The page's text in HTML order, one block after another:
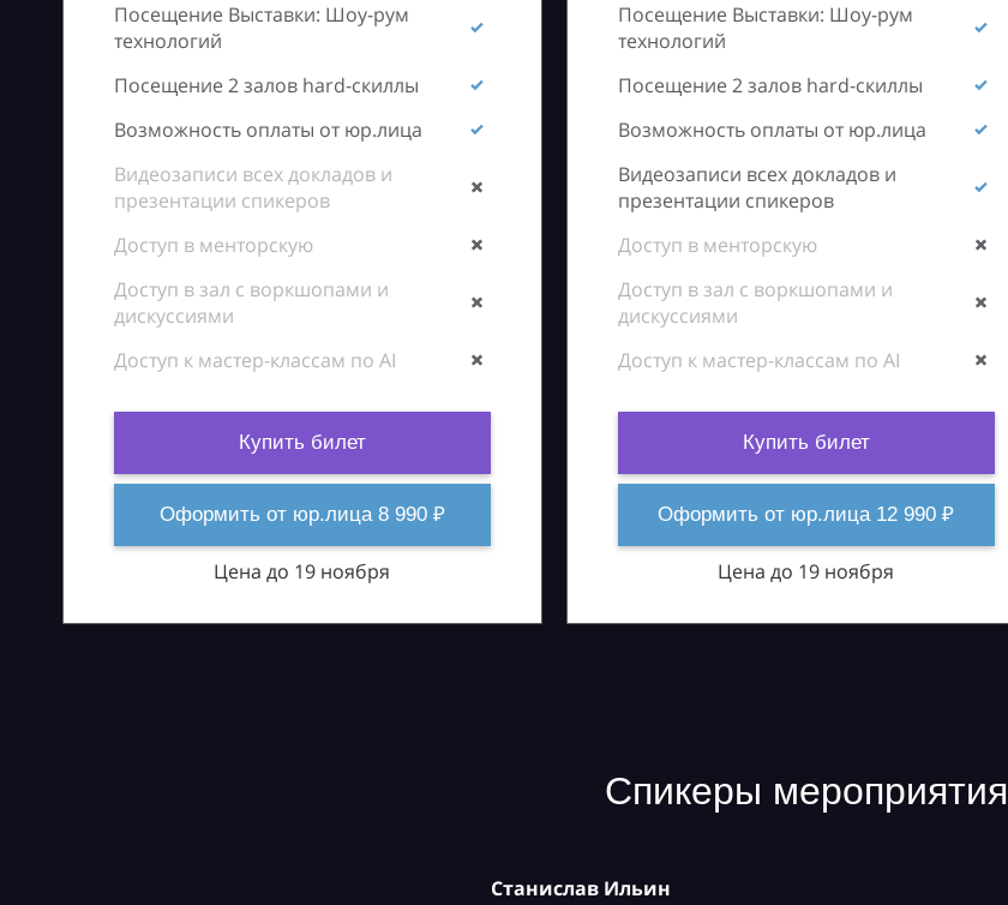
Посещение Выставки: Шоу-рум
технологий
Посещение 2 залов hard-скиллы
Возможность оплаты от юр.лица
Видеозаписи всех докладов и
презентации спикеров
Доступ в менторскую
Доступ в зал с воркшопами и
дискуссиями
Доступ к мастер-классам по AI
Купить билет
Оформить от юр.лица 8 990 ₽
Цена до 19 ноября
Посещение Выставки: Шоу-рум
технологий
Посещение 2 залов hard-скиллы
Возможность оплаты от юр.лица
Видеозаписи всех докладов и
презентации спикеров
Доступ в менторскую
Доступ в зал с воркшопами и
дискуссиями
Доступ к мастер-классам по AI
Купить билет
Оформить от юр.лица 12 990 ₽
Цена до 19 ноября
Спикеры мероприятия
Станислав Ильин